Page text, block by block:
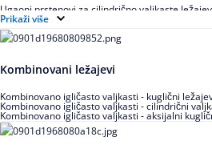
Ugaoni prstenovi za cilindrično valjkaste
Prikaži više
Kombinovani ležajevi
Kombinovano igličasto valjkasti - kuglični
Kombinovano igličasto valjkasti - cilindrični
Kombinovano igličasto valjkasti - aksijalni